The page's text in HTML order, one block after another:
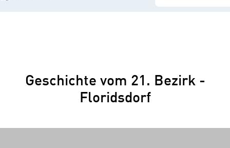
Geschichte vom 21. Bezirk -
Floridsdorf